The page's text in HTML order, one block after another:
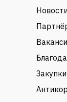
Закупки